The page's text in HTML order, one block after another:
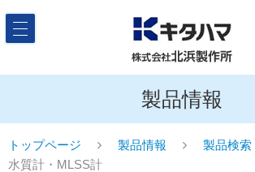
製品情報
トップページ 製品情報
製品検索
水質計・MLSS計